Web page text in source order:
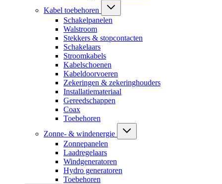
Kabel toebehoren
Schakelpanelen
Walstroom
Stekkers & stopcontacten
Schakelaars
Stroomkabels
Kabelschoenen
Kabeldoorvoeren
Zekeringen & zekeringhouders
Installatiemateriaal
Gereedschappen
Coax
Toebehoren
Zonne- & windenergie
Zonnepanelen
Laadregelaars
Windgeneratoren
Hydro generatoren
Toebehoren